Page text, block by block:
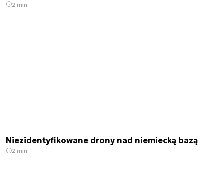
2 min.
Niezidentyfikowane drony nad niemiecką bazą
2 min.